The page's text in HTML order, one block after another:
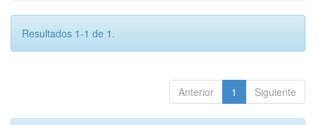
Resultados 1-1 de 1.
Anterior 1 Siguiente